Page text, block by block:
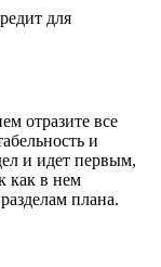
для
отразите все
и
и идет первым,
как в нем
плана.